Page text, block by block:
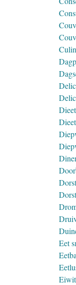
Dieet
Dorst
Eet